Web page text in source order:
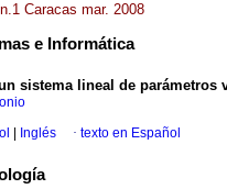
Caracas mar. 2008
e Informática
sistema lineal de parámetros
Inglés · texto en Español